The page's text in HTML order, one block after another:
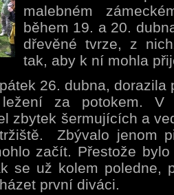
malebném
během 19. a 20.
dřevěné tvrze, z
tak, aby k ní mohla
26. dubna,
za potokem. V
zbytek šermujících a
Zbývalo jenom
začít. Přestože
se už kolem poledne,
první diváci.